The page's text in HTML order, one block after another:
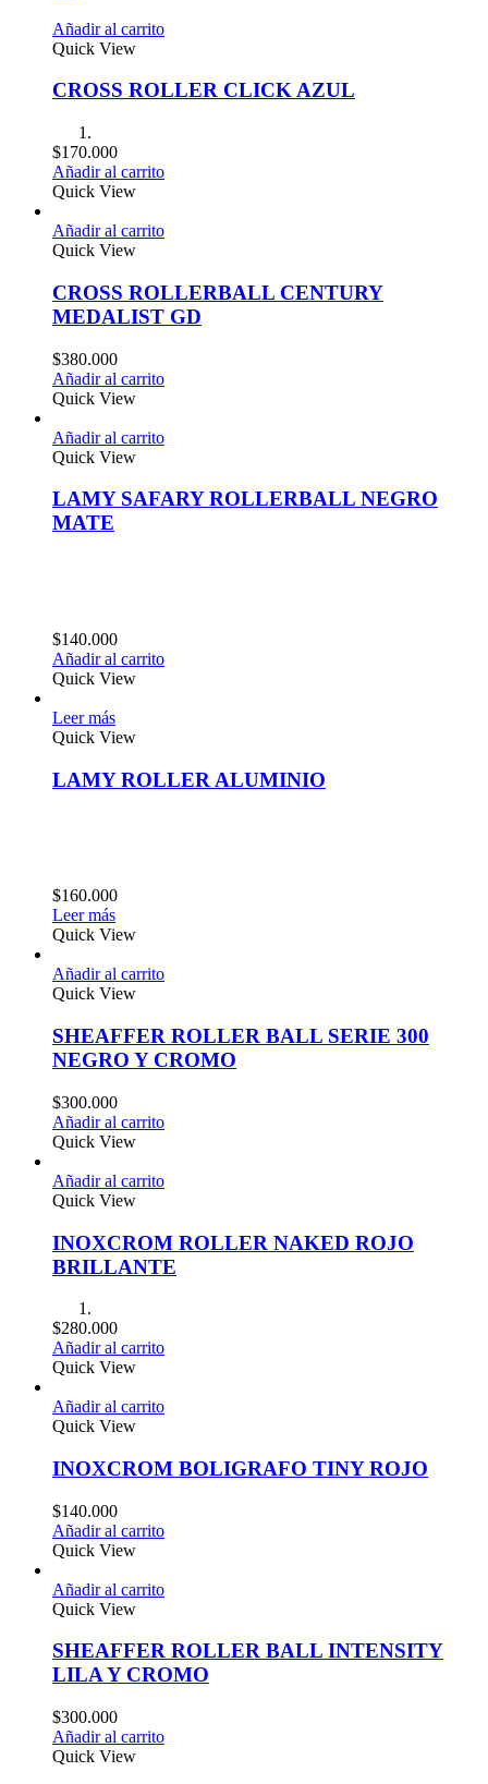
Añadir al carrito
Quick View
CROSS ROLLER CLICK AZUL
$170.000
Añadir al carrito
Quick View
Añadir al carrito
Quick View
CROSS ROLLERBALL CENTURY
MEDALIST GD
$380.000
Añadir al carrito
Quick View
Añadir al carrito
Quick View
LAMY SAFARY ROLLERBALL NEGRO
MATE
$140.000
Añadir al carrito
Quick View
Leer más
Quick View
LAMY ROLLER ALUMINIO
$160.000
Leer más
Quick View
Añadir al carrito
Quick View
SHEAFFER ROLLER BALL SERIE 300
NEGRO Y CROMO
$300.000
Añadir al carrito
Quick View
Añadir al carrito
Quick View
INOXCROM ROLLER NAKED ROJO
BRILLANTE
$280.000
Añadir al carrito
Quick View
Añadir al carrito
Quick View
INOXCROM BOLIGRAFO TINY ROJO
$140.000
Añadir al carrito
Quick View
Añadir al carrito
Quick View
SHEAFFER ROLLER BALL INTENSITY
LILA Y CROMO
$300.000
Añadir al carrito
Quick View